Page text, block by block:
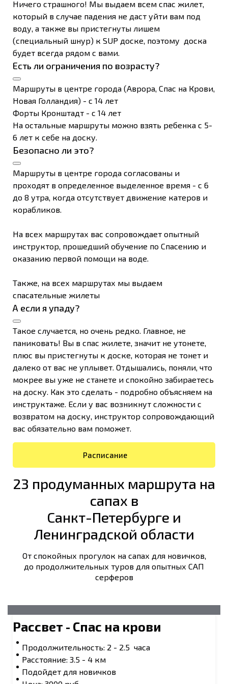
Ничего страшного! Мы выдаем всем спас жилет,
который в случае падения не даст уйти вам под
воду, а также вы пристегнуты лишем
(специальный шнур) к SUP доске, поэтому доска
будет всегда рядом с вами.
Есть ли ограничения по возрасту?
Маршруты в центре города (Аврора, Спас на Крови,
Новая Голландия) - с 14 лет
Форты Кронштадт - с 14 лет
На остальные маршруты можно взять ребенка с 5-
6 лет к себе на доску.
Безопасно ли это?
Маршруты в центре города согласованы и
проходят в определенное выделенное время - с 6
до 8 утра, когда отсутствует движение катеров и
корабликов.
На всех маршрутах вас сопровождает опытный
инструктор, прошедший обучение по Спасению и
оказанию первой помощи на воде.
Также, на всех маршрутах мы выдаем
спасательные жилеты
А если я упаду?
Такое случается, но очень редко. Главное, не
паниковать! Вы в спас жилете, значит не утонете,
плюс вы пристегнуты к доске, которая не тонет и
далеко от вас не уплывет. Отдышались, поняли, что
мокрее вы уже не станете и спокойно забираетесь
на доску. Как это сделать - подробно объясняем на
инструктаже. Если у вас возникнут сложности с
возвратом на доску, инструктор сопровождающий
вас обязательно вам поможет.
Расписание
23 продуманных маршрута на
сапах в
Санкт-Петербурге и
Ленинградской области
От спокойных прогулок на сапах для новичков,
до продолжительных туров для опытных САП
серферов
Рассвет - Спас на крови
Продолжительность: 2 - 2.5 часа
Расстояние: 3.5 - 4 км
Подойдет для новичков